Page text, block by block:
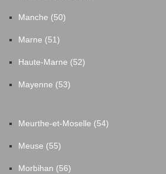
Manche (50)
Marne (51)
Haute-Marne (52)
Mayenne (53)
Meurthe-et-Moselle (54)
Meuse (55)
Morbihan (56)